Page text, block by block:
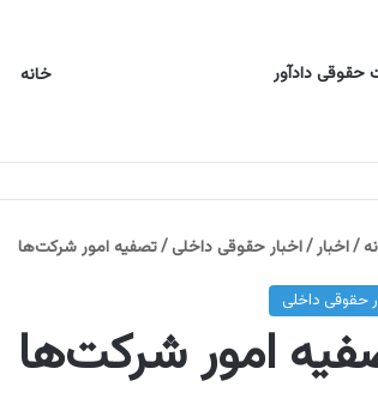
خانه
/اخبار/اخبار حقوقی داخلی/تصفیه امور شرکت‌ها
حقوقی داخلی
امور شرکت‌ها